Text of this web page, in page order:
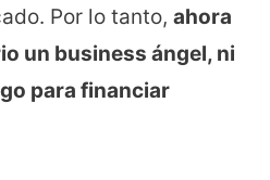
Por lo tanto, ahora
un business ángel, ni
para financiar